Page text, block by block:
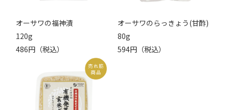
オーサワの福神漬
120g
486円（税込）
オーサワのらっきょう(甘酢)
80g
594円（税込）